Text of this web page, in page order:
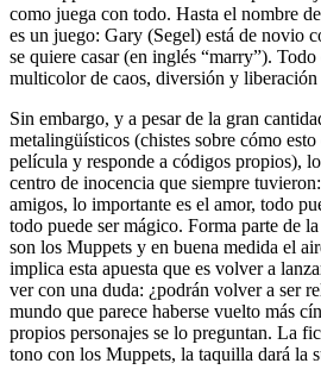
como juega con todo. Hasta el nombre
es un juego: Gary (Segel) está de novio
se quiere casar (en inglés “marry”).
multicolor de caos, diversión y
Sin embargo, y a pesar de la gran
metalingüísticos (chistes sobre cómo
película y responde a códigos propios),
centro de inocencia que siempre
amigos, lo importante es el amor, todo
todo puede ser mágico. Forma parte de
son los Muppets y en buena medida el
implica esta apuesta que es volver a
ver con una duda: ¿podrán volver a ser
mundo que parece haberse vuelto más
propios personajes se lo preguntan. La
tono con los Muppets, la taquilla dará la